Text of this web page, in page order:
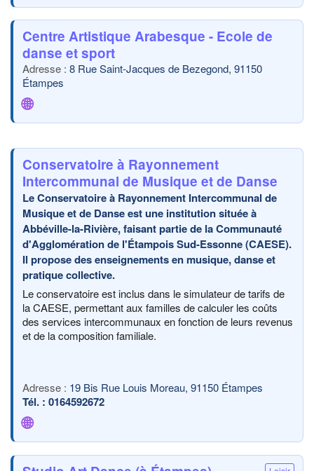
Centre Artistique Arabesque - Ecole de
danse et sport
8 Rue Saint-Jacques de Bezegond, 91150
Étampes
🌐
Conservatoire à Rayonnement
Intercommunal de Musique et de Danse
Le Conservatoire à Rayonnement Intercommunal de
Musique et de Danse est une institution située à
Abbéville-la-Rivière, faisant partie de la Communauté
d'Agglomération de l'Étampois Sud-Essonne (CAESE).
Il propose des enseignements en musique, danse et
pratique collective.
Le conservatoire est inclus dans le simulateur de tarifs de
la CAESE, permettant aux familles de calculer les coûts
des services intercommunaux en fonction de leurs revenus
et de la composition familiale.
19 Bis Rue Louis Moreau, 91150 Étampes
0164592672
🌐